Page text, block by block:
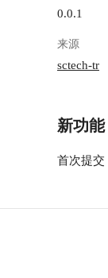
0.0.1
来源
sctech-tr
新功能
首次提交